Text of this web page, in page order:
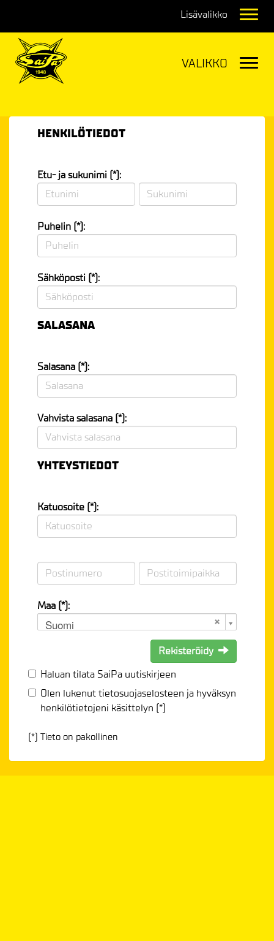
HENKILÖTIEDOT
Etu- ja sukunimi (*):
Puhelin (*):
Sähköposti (*):
SALASANA
Salasana (*):
Vahvista salasana (*):
YHTEYSTIEDOT
Katuosoite (*):
Maa (*):
Suomi
Rekisteröidy
Haluan tilata SaiPa uutiskirjeen
Olen lukenuttietosuojaselosteen ja hyväksyn
henkilötietojeni käsittelyn (*)
(*) Tieto on pakollinen